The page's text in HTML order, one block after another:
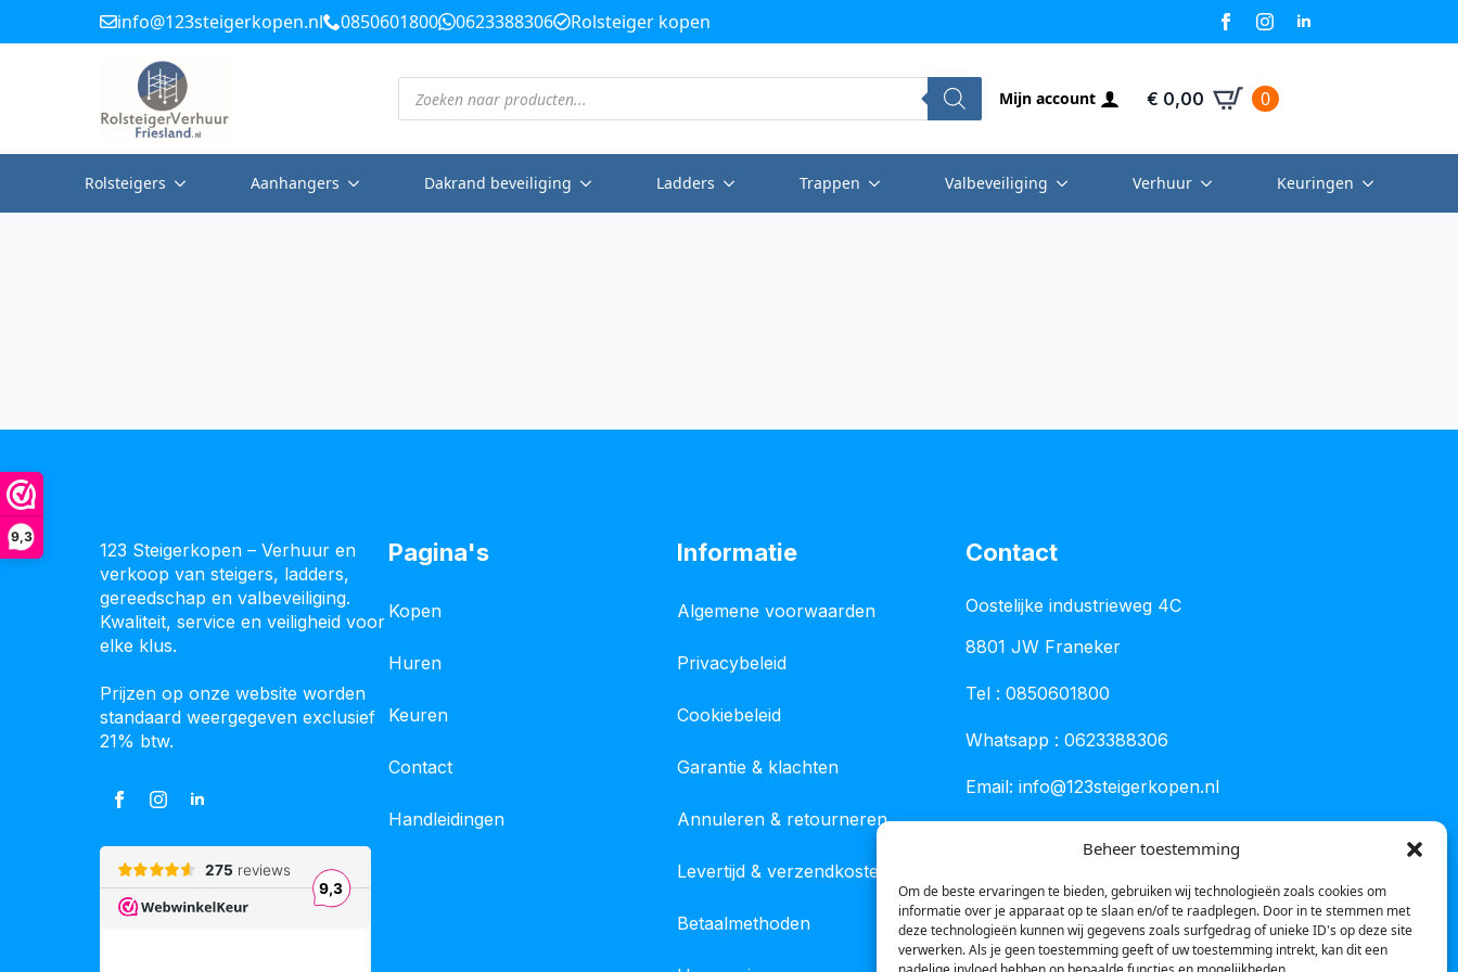
9,3
Beheer toestemming
Om de beste ervaringen te bieden, gebruiken wij technologieën zoals cookies om
informatie over je apparaat op te slaan en/of te raadplegen. Door in te stemmen met
deze technologieën kunnen wij gegevens zoals surfgedrag of unieke ID's op deze site
verwerken. Als je geen toestemming geeft of uw toestemming intrekt, kan dit een
info@123steigerkopen.nl 0850601800 0623388306 Rolsteiger kopen
Producten
zoeken Mijn account € 0,00 0
Rolsteigers Aanhangers Dakrand beveiliging Ladders Trappen Valbeveiliging Verhuur Keuringen
123 Steigerkopen – Verhuur en
verkoop van steigers, ladders,
gereedschap en valbeveiliging.
Kwaliteit, service en veiligheid voor
elke klus.
Prijzen op onze website worden
standaard weergegeven exclusief
21% btw.
Pagina's
Kopen
Huren
Keuren
Contact
Handleidingen
Informatie
Algemene voorwaarden
Privacybeleid
Cookiebeleid
Garantie & klachten
Annuleren & retourneren
Levertijd & verzendkosten
Betaalmethoden
Contact
Oostelijke industrieweg 4C
8801 JW Franeker
Tel : 0850601800
Whatsapp : 0623388306
Email: info@123steigerkopen.nl